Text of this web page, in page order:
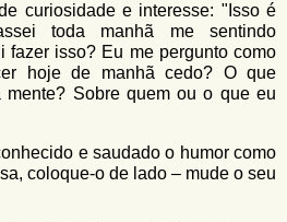
curiosidade e interesse: "Isso é
toda manhã me sentindo
fazer isso? Eu me pergunto como
hoje de manhã cedo? O que
mente? Sobre quem ou o que eu
e saudado o humor como
coloque-o de lado – mude o seu